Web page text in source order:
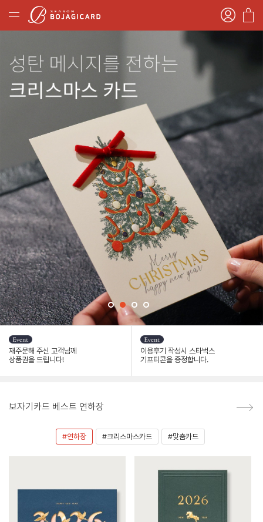
재주문해 주신 고객님께
상품권을 드립니다!
이용후기 작성시 스타벅스
기프티콘을 증정합니다.
보자기카드 베스트 연하장
#연하장 #크리스마스카드 #맞춤카드